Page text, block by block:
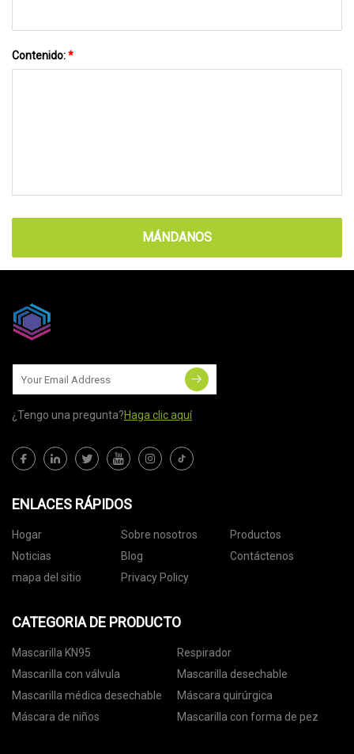
Contenido:*
MÁNDANOS
¿Tengo una pregunta?Haga clic aquí
ENLACES RÁPIDOS
Hogar Sobre nosotros
Productos
Noticias
Blog
Contáctenos
mapa del sitio
Privacy Policy
CATEGORIA DE PRODUCTO
Mascarilla KN95
Respirador
Mascarilla con válvula
Mascarilla desechable
Mascarilla médica desechable
Máscara quirúrgica
Máscara de niños
Mascarilla con forma de pez